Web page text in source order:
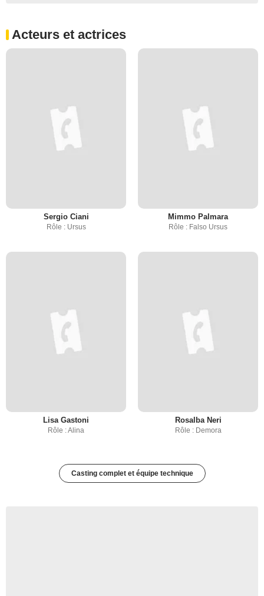
Acteurs et actrices
Sergio Ciani
Rôle : Ursus
Mimmo Palmara
Rôle : Falso Ursus
Lisa Gastoni
Rôle : Alina
Rosalba Neri
Rôle : Demora
Casting complet et équipe technique